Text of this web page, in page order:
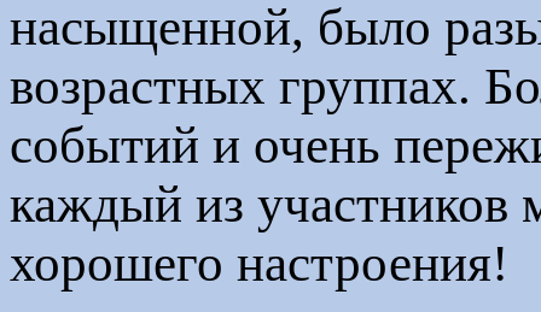
насыщенной, было
возрастных группах.
событий и очень
каждый из участников
хорошего настроения!